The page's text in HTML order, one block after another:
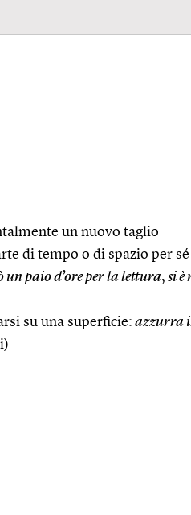
un nuovo taglio
di tempo o di spazio per sé
paio d’ore per la lettura, si
su una superficie: azzurra